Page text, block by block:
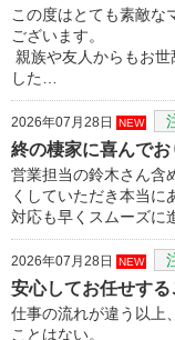
この度はとても素敵な
ございます。
親族や友人からもお
した…
2026年07月28日 NEW
終の棲家に喜んでお
営業担当の鈴木さん含
くしていただき本当に
対応も早くスムーズに
2026年07月28日 NEW
安心してお任せす
仕事の流れが違う以上
ことはない。